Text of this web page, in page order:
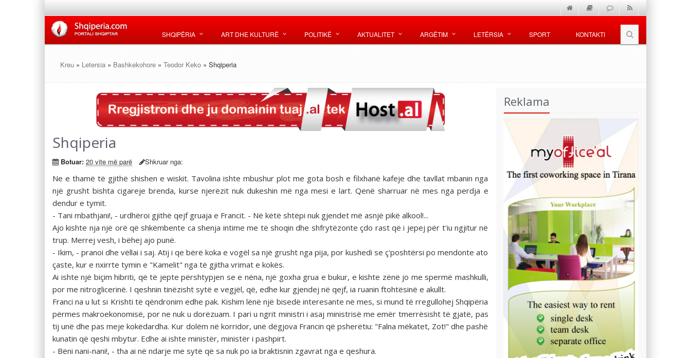
SHQIPËRIA ART DHE KULTURË POLITIKË AKTUALITET ARGËTIM LETËRSIA SPORT KONTAKTI
Kreu » Letersia » Bashkekohore » Teodor Keko » Shqiperia
Shqiperia
Botuar: 20 vite më parë Shkruar nga:
Ne e thamë të gjithë shishen e wiskit. Tavolina ishte mbushur plot me gota bosh e filxhanë kafeje dhe tavllat mbanin nga
një grusht bishta cigareje brenda, kurse njerëzit nuk dukeshin më nga mesi e lart. Qenë sharruar në mes nga perdja e
dendur e tymit.
- Tani mbathjani!, - urdhëroi gjithë qejf gruaja e Francit. - Në këtë shtëpi nuk gjendet më asnjë pikë alkool!...
Ajo kishte nja një orë që shkëmbente ca shenja intime me të shoqin dhe shfrytëzonte çdo rast që i jepej për t'iu ngjitur në
trup. Merrej vesh, i bëhej ajo punë.
- Ikim, - pranoi dhe vëllai i saj. Atij i qe bërë koka e vogël sa një grusht nga pija, por kushedi se ç'poshtërsi po mendonte ato
çaste, kur e nxirrte tymin e "Kamelit" nga të gjitha vrimat e kokës.
Ai ishte një biçim hibriti, që të jepte përshtypjen se e nëna, një goxha grua e bukur, e kishte zënë jo me spermë mashkulli,
por me nitroglicerinë. I qeshnin tinëzisht sytë e vegjël, që, edhe kur gjendej në qejf, ia ruanin ftohtësinë e akullt.
Franci na u lut si Krishti të qëndronim edhe pak. Kishim lënë një bisedë interesante në mes, si mund të rregullohej Shqipëria
përmes makroekonomisë, por ne nuk u dorëzuam. I pari u ngrit ministri i asaj ministrisë me emër tmerrësisht të gjatë, pas
tij unë dhe pas meje kokëdardha. Kur dolëm në korridor, unë dëgjova Francin që psherëtiu: "Falna mëkatet, Zot!" dhe pashë
kunatin që qeshi mbytur. Edhe ai ishte ministër, ministër i pashpirt.
- Bëni nani-nani!, - tha ai në ndarje me sytë që sa nuk po ia braktisnin zgavrat nga e qeshura.
Reklama